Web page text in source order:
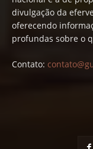
divulgação da
oferecendo
profundas sobre o
Contato: